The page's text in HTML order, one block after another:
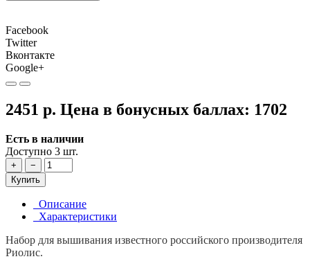
Facebook
Twitter
Вконтакте
Google+
2451 р. Цена в бонусных баллах: 1702
Есть в наличии
Доступно 3 шт.
+
−
Купить
Описание
Характеристики
Набор для вышивания известного российского производителя
Риолис.